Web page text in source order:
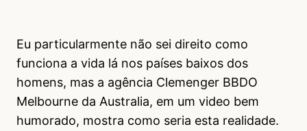
Eu particularmente não sei direito como
funciona a vida lá nos países baixos dos
homens, mas a agência Clemenger BBDO
Melbourne da Australia, em um video bem
humorado, mostra como seria esta realidade.